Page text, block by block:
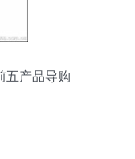
五产品导购